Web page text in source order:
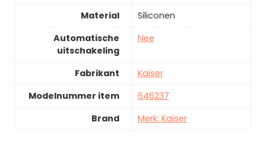
Material
Siliconen
Automatische
uitschakeling
Nee
Fabrikant
Kaiser
Modelnummer item
646237
Brand
Merk: Kaiser